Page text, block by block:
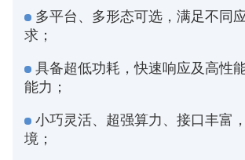
多平台、多形态可选，满足不同
求；
具备超低功耗，快速响应及高性
能力；
小巧灵活、超强算力、接口丰富
境；